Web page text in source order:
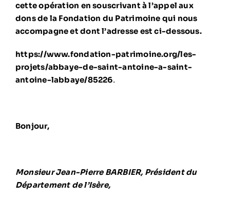
cette opération en souscrivant à l’appel aux
dons de la Fondation du Patrimoine qui nous
accompagne et dont l’adresse est ci-dessous.
https://www.fondation-patrimoine.org/les-
projets/abbaye-de-saint-antoine-a-saint-
antoine-labbaye/85226.
Bonjour,
Monsieur Jean-Pierre BARBIER, Président du
Département de l’Isère,